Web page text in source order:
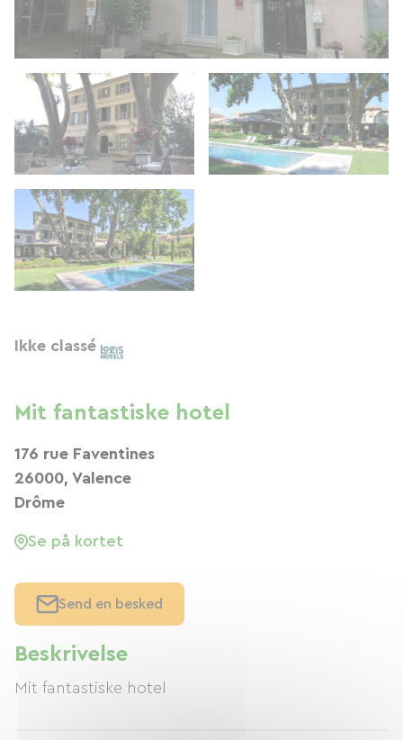
Beskrivelse
Mit fantastiske hotel
Ikke classé
Mit fantastiske hotel
176 rue Faventines
26000, Valence
Drôme
Se på kortet
Send en besked